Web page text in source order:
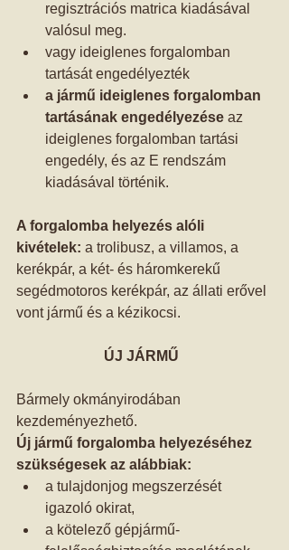
regisztrációs matrica kiadásával
valósul meg.
vagy ideiglenes forgalomban
tartását engedélyezték
a jármű ideiglenes forgalomban
tartásának engedélyezése az
ideiglenes forgalomban tartási
engedély, és az E rendszám
kiadásával történik.
A forgalomba helyezés alóli
kivételek: a trolibusz, a villamos, a
kerékpár, a két- és háromkerekű
segédmotoros kerékpár, az állati erővel
vont jármű és a kézikocsi.
ÚJ JÁRMŰ
Bármely okmányirodában
kezdeményezhető.
Új jármű forgalomba helyezéséhez
szükségesek az alábbiak:
a tulajdonjog megszerzését
igazoló okirat,
a kötelező gépjármű-